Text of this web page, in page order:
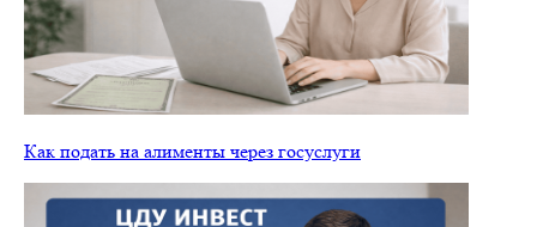
Как подать на алименты через госуслуги